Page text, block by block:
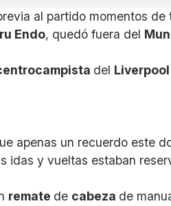
al partido momentos de
Endo, quedó fuera del
del Liverpool
apenas un recuerdo este
idas y vueltas estaban
remate de cabeza de